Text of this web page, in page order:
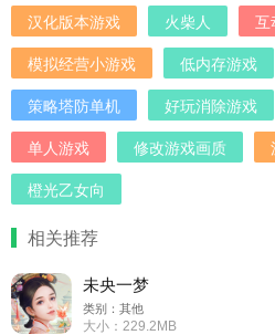
汉化版本游戏
火柴人 互
模拟经营小游戏
低内存游戏
策略塔防单机
好玩消除游戏
单人游戏
修改游戏画质
橙光乙女向
相关推荐
未央一梦
类别：其他
大小：229.2MB